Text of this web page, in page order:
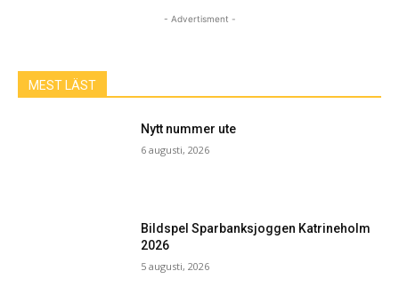
- Advertisment -
MEST LÄST
Nytt nummer ute
6 augusti, 2026
Bildspel Sparbanksjoggen Katrineholm
2026
5 augusti, 2026